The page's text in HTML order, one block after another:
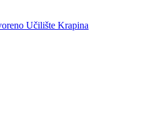
Učilište Krapina